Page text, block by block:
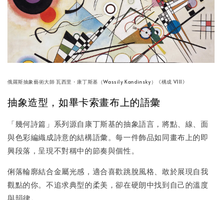
俄羅斯抽象藝術大師 瓦西里・康丁斯基（Wassily Kandinsky）《構成 VIII》
抽象造型，如畢卡索畫布上的語彙
「幾何詩篇」系列源自康丁斯基的抽象語言，將點、線、面
與色彩編織成詩意的結構語彙。每一件飾品如同畫布上的即
興段落，呈現不對稱中的節奏與個性。
俐落輪廓結合金屬光感，適合喜歡跳脫風格、敢於展現自我
觀點的你。不追求典型的柔美，卻在硬朗中找到自己的溫度
與韻律。